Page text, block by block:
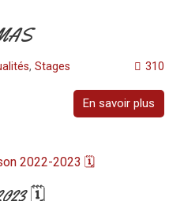
310
, Stages
En savoir plus
🗓